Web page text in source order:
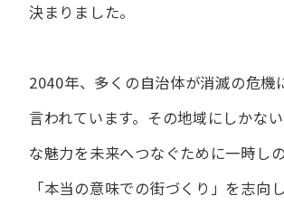
決まりました。
2040年、多くの自治体が消滅の危機
言われています。 その地域にしかな
な魅力を未来へつなぐために一時し
「本当の意味での街づくり」を志向し